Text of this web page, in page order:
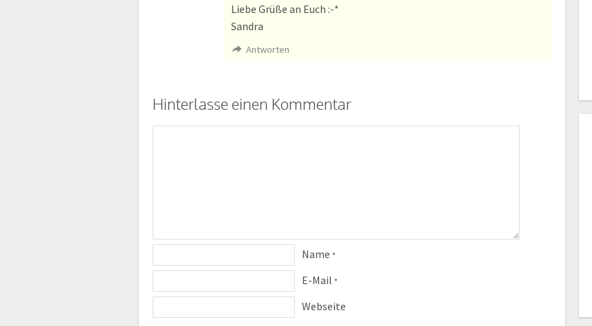
Liebe Grüße an Euch :-*
Sandra
Antworten
Hinterlasse einen Kommentar
Name *
E-Mail *
Webseite